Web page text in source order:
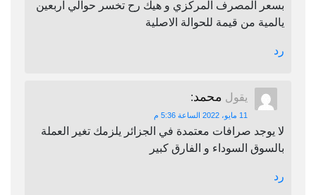
بسعر المصرف المركزي و هيك رح تخسر حوالي اربعين
يالمية من قيمة للحوالة الاصلية
رد
يقول محمد:
11 مايو، 2022 الساعة 5:36 م
لا يوجد صرافات معتمدة في الجزائر يلزمك تغير العملة
بالسوق السوداء و الفارق كبير
رد